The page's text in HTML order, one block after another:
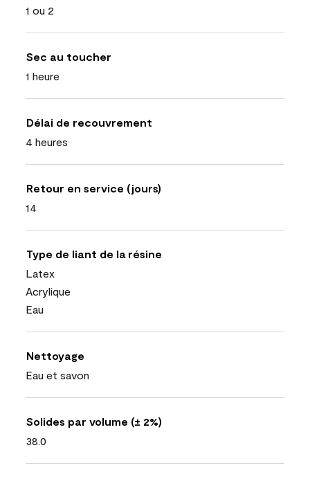
1 ou 2
Sec au toucher
1 heure
Délai de recouvrement
4 heures
Retour en service (jours)
14
Type de liant de la résine
Latex
Acrylique
Eau
Nettoyage
Eau et savon
Solides par volume (± 2%)
38.0